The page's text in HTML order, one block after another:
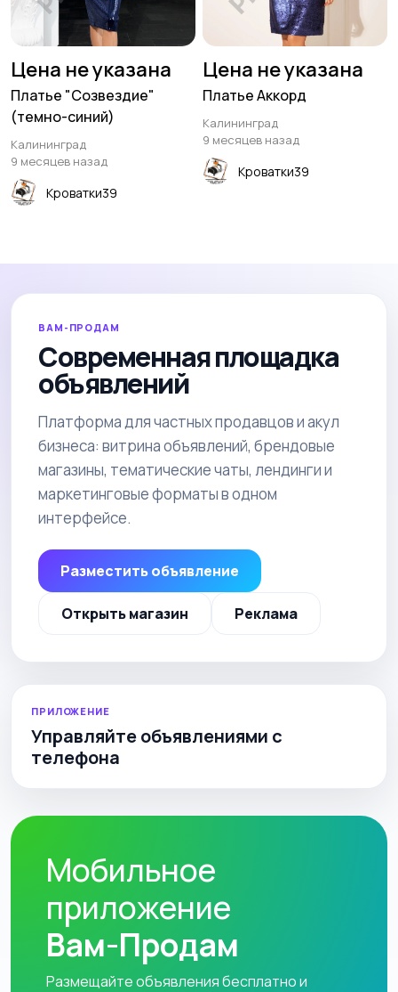
Цена не указана
Платье "Созвездие"
(темно-синий)
Калининград
9 месяцев назад
Кроватки39
Цена не указана
Платье Аккорд
Калининград
9 месяцев назад
Кроватки39
ВАМ-ПРОДАМ
Современная площадка
объявлений
Платформа для частных продавцов и акул
бизнеса: витрина объявлений, брендовые
магазины, тематические чаты, лендинги и
маркетинговые форматы в одном
интерфейсе.
Разместить объявление
Открыть магазин Реклама
ПРИЛОЖЕНИЕ
Управляйте объявлениями с
телефона
Мобильное
приложение
Вам-Продам
Размещайте объявления бесплатно и